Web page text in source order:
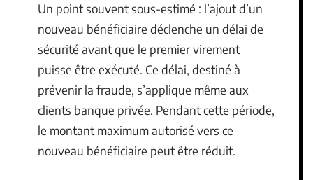
Un point souvent sous-estimé : l’ajout d’un
nouveau bénéficiaire déclenche un délai de
sécurité avant que le premier virement
puisse être exécuté. Ce délai, destiné à
prévenir la fraude, s’applique même aux
clients banque privée. Pendant cette période,
le montant maximum autorisé vers ce
nouveau bénéficiaire peut être réduit.